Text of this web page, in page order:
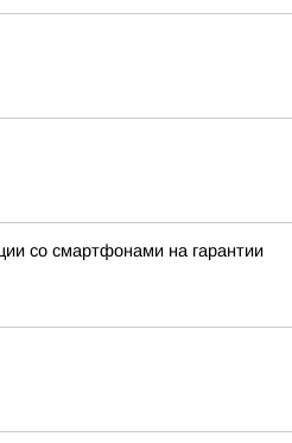
со смартфонами на гарантии